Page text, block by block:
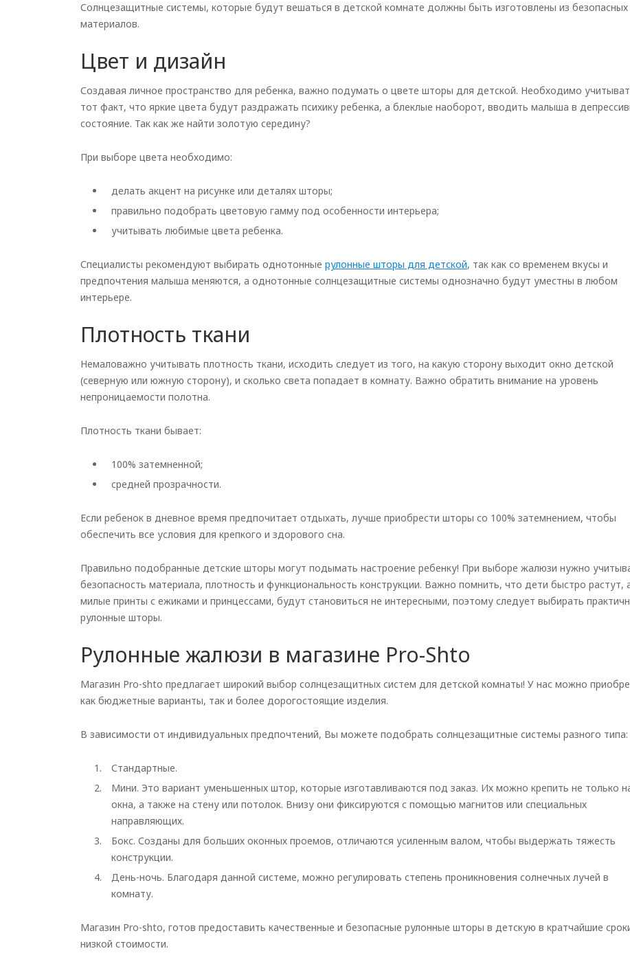
Солнцезащитные системы, которые будут вешаться в детской комнате должны быть изготовлены из безопасных
материалов.
Цвет и дизайн
Создавая личное пространство для ребенка, важно подумать о цвете шторы для детской. Необходимо
тот факт, что яркие цвета будут раздражать психику ребенка, а блеклые наоборот, вводить малыша в
состояние. Так как же найти золотую середину?
При выборе цвета необходимо:
делать акцент на рисунке или деталях шторы;
правильно подобрать цветовую гамму под особенности интерьера;
учитывать любимые цвета ребенка.
Специалисты рекомендуют выбирать однотонные рулонные шторы для детской, так как со временем вкусы и
предпочтения малыша меняются, а однотонные солнцезащитные системы однозначно будут уместны в любом
интерьере.
Плотность ткани
Немаловажно учитывать плотность ткани, исходить следует из того, на какую сторону выходит окно детской
(северную или южную сторону), и сколько света попадает в комнату. Важно обратить внимание на уровень
непроницаемости полотна.
Плотность ткани бывает:
100% затемненной;
средней прозрачности.
Если ребенок в дневное время предпочитает отдыхать, лучше приобрести шторы со 100% затемнением, чтобы
обеспечить все условия для крепкого и здорового сна.
Правильно подобранные детские шторы могут подымать настроение ребенку! При выборе жалюзи нужно
безопасность материала, плотность и функциональность конструкции. Важно помнить, что дети быстро растут,
милые принты с ежиками и принцессами, будут становиться не интересными, поэтому следует выбирать
рулонные шторы.
Рулонные жалюзи в магазине Pro-Shto
Магазин Pro-shto предлагает широкий выбор солнцезащитных систем для детской комнаты! У нас можно
как бюджетные варианты, так и более дорогостоящие изделия.
В зависимости от индивидуальных предпочтений, Вы можете подобрать солнцезащитные системы разного типа:
Стандартные.
Мини. Это вариант уменьшенных штор, которые изготавливаются под заказ. Их можно крепить не только
окна, а также на стену или потолок. Внизу они фиксируются с помощью магнитов или специальных
направляющих.
Бокс. Созданы для больших оконных проемов, отличаются усиленным валом, чтобы выдержать тяжесть
конструкции.
День-ночь. Благодаря данной системе, можно регулировать степень проникновения солнечных лучей в
комнату.
Магазин Pro-shto, готов предоставить качественные и безопасные рулонные шторы в детскую в кратчайшие
низкой стоимости.